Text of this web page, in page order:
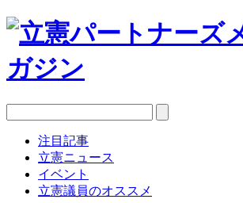
注目記事
立憲ニュース
イベント
立憲議員のオススメ